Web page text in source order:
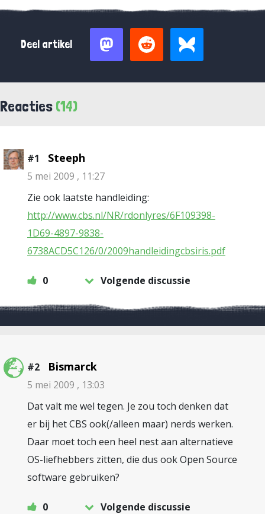
Deel artikel
Reacties (14)
#1 Steeph
5 mei 2009 , 11:27
Zie ook laatste handleiding:
http://www.cbs.nl/NR/rdonlyres/6F109398-
1D69-4897-9838-
6738ACD5C126/0/2009handleidingcbsiris.pdf
0 Volgende discussie
#2 Bismarck
5 mei 2009 , 13:03
Dat valt me wel tegen. Je zou toch denken dat
er bij het CBS ook(/alleen maar) nerds werken.
Daar moet toch een heel nest aan alternatieve
OS-liefhebbers zitten, die dus ook Open Source
software gebruiken?
0
Volgende discussie